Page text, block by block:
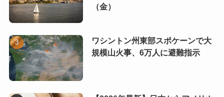
（金）
ワシントン州東部スポケーンで大
規模山火事、6万人に避難指示